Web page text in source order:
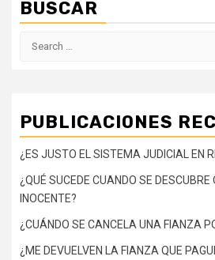
BUSCAR
PUBLICACIONES
¿ES JUSTO EL SISTEMA JUDICIAL EN
¿QUÉ SUCEDE CUANDO SE
INOCENTE?
¿CUÁNDO SE CANCELA UNA FIANZA
¿ME DEVUELVEN LA FIANZA QUE